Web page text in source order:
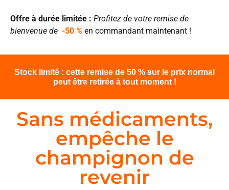
Offre à durée limitée : Profitez de votre remise de
bienvenue de -50 % en commandant maintenant !
Stock limité : cette remise de 50 % sur le prix normal
peut être retirée à tout moment !
Sans médicaments,
empêche le
champignon de
revenir